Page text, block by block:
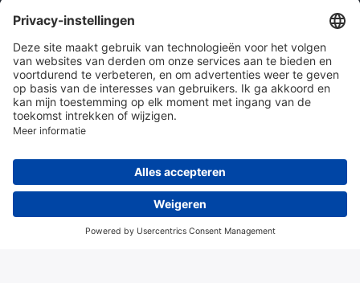
Onze producten
en diensten
Over Hitma
Algemene voorwaarden Disclaimer
Colofon
© 2026 Hitma B.V.